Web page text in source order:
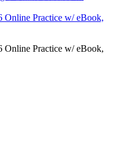
Online Practice w/ eBook,
Online Practice w/ eBook,